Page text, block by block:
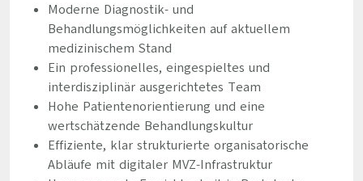
Moderne Diagnostik- und
Behandlungsmöglichkeiten auf aktuellem
medizinischem Stand
Ein professionelles, eingespieltes und
interdisziplinär ausgerichtetes Team
Hohe Patientenorientierung und eine
wertschätzende Behandlungskultur
Effiziente, klar strukturierte organisatorische
Abläufe mit digitaler MVZ-Infrastruktur